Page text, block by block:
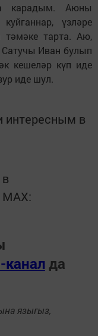
карадым. Аюны
үзләре
тарта. Аю,
Сатучы Иван булып
кешеләр күп иде
иде шул.
в
MАХ:
канал да
языгыз,